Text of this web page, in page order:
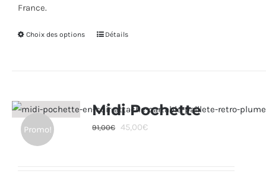
France.
Choix des options
Ce
variations.
Les
Détails
Promo!
Midi Pochette
91,00€
Le
45,00€Le